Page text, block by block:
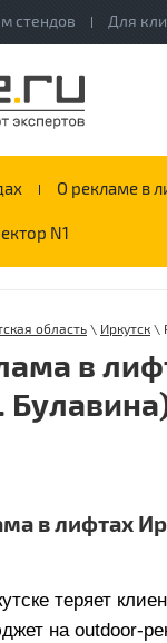
стендов Для
О рекламе в
N1
область\ Иркутск \
в
в лифтах
теряет
на outdoor-